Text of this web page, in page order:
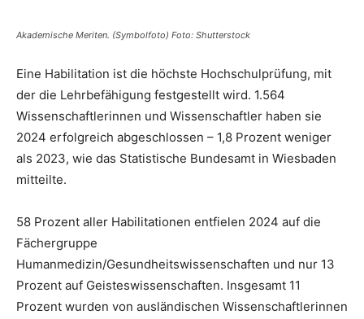
Akademische Meriten. (Symbolfoto) Foto: Shutterstock
Eine Habilitation ist die höchste Hochschulprüfung, mit
der die Lehrbefähigung festgestellt wird. 1.564
Wissenschaftlerinnen und Wissenschaftler haben sie
2024 erfolgreich abgeschlossen – 1,8 Prozent weniger
als 2023, wie das Statistische Bundesamt in Wiesbaden
mitteilte.
58 Prozent aller Habilitationen entfielen 2024 auf die
Fächergruppe
Humanmedizin/Gesundheitswissenschaften und nur 13
Prozent auf Geisteswissenschaften. Insgesamt 11
Prozent wurden von ausländischen Wissenschaftlerinnen